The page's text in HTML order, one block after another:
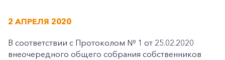
2 АПРЕЛЯ 2020
В соответствии с Протоколом № 1 от 25.02.2020
внеочередного общего собрания собственников